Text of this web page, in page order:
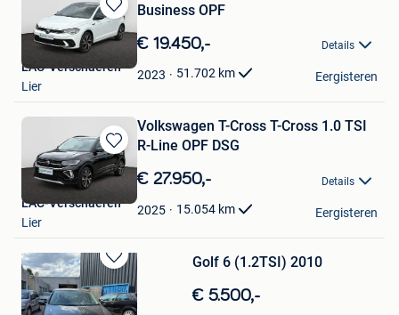
Bewaren
in
Favorieten
Business OPF
€ 19.450,- Details
2023 51.702 km
LAC-Verschaeren
Lier
Eergisteren
Bewaren
in
Favorieten
Volkswagen T-Cross T-Cross 1.0 TSI
R-Line OPF DSG
€ 27.950,- Details
2025 15.054 km
LAC-Verschaeren
Lier
Eergisteren
Bewaren
in
Mijn
Golf 6 (1.2TSI) 2010
€ 5.500,-